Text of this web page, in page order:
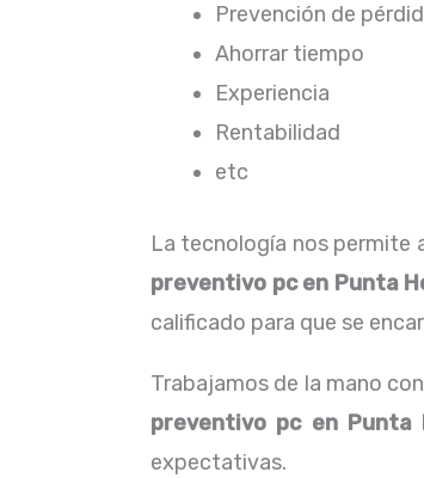
Prevención de
Ahorrar tiempo
Experiencia
Rentabilidad
etc
La tecnología nos permite
preventivo pc en Punta
calificado para que se
Trabajamos de la mano
preventivo pc en Punta
expectativas.